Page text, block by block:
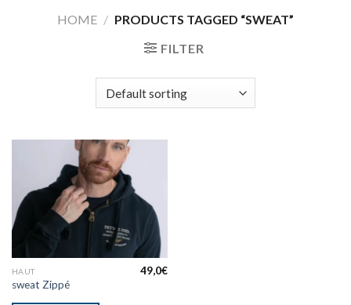
HOME / PRODUCTS TAGGED “SWEAT”
FILTER
HAUT
sweat Zippé
49,0€